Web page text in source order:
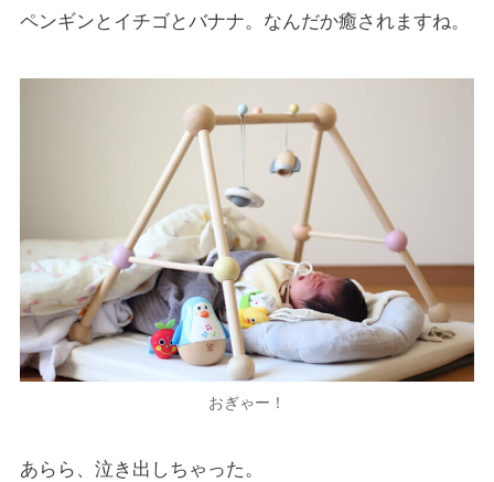
ペンギンとイチゴとバナナ。なんだか癒されますね。
おぎゃー！
あらら、泣き出しちゃった。